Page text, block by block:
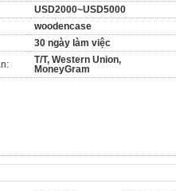
USD2000~USD5000
woodencase
30 ngày làm việc
T/T, Western Union,
MoneyGram